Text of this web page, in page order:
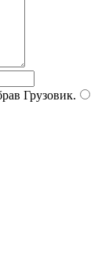
Грузовик.